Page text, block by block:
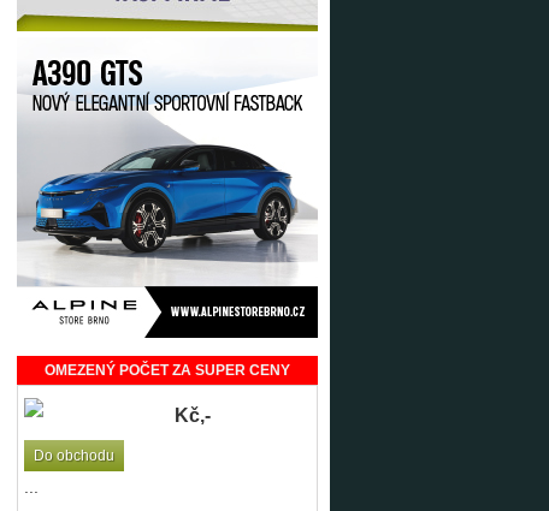
OMEZENÝ POČET ZA SUPER CENY
Kč,-
Do obchodu